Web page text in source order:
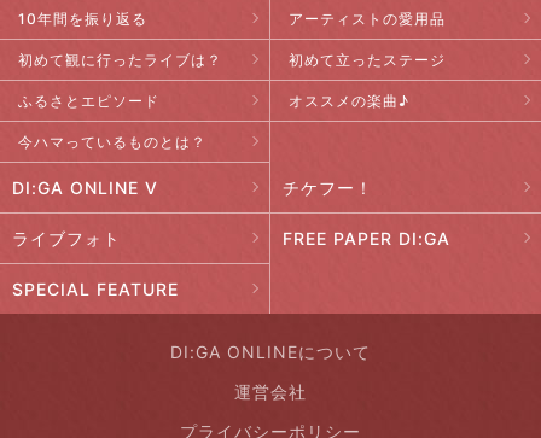
10年間を振り返る アーティストの愛用品
初めて観に行ったライブは？ 初めて立ったステージ
ふるさとエピソード オススメの楽曲♪
今ハマっているものとは？
DI:GA ONLINE V チケフー！
ライブフォト FREE PAPER DI:GA
SPECIAL FEATURE
DI:GA ONLINEについて
運営会社
プライバシーポリシー